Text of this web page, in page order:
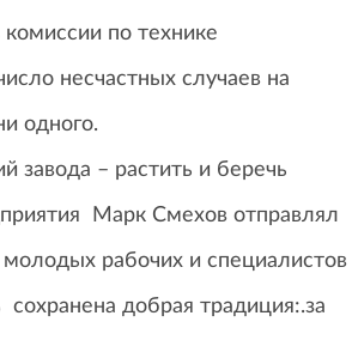
по технике
несчастных случаев на
одного.
завода – растить и беречь
Марк Смехов отправлял
рабочих и специалистов
сохранена добрая традиция:.за